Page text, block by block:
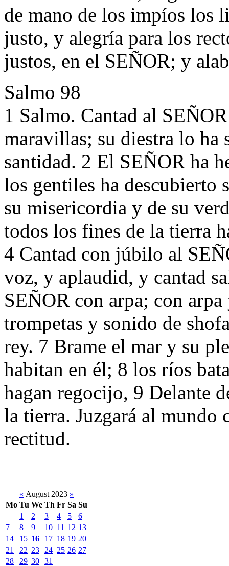
de mano de los impíos los
justo, y alegría para los
justos, en el SEÑOR; y
Salmo 98
1 Salmo. Cantad al
maravillas; su diestra lo ha
santidad. 2 El SEÑOR ha
los gentiles ha descubierto
su misericordia y de su
todos los fines de la tierra
4 Cantad con júbilo al
voz, y aplaudid, y cantad
SEÑOR con arpa; con
trompetas y sonido de
rey. 7 Brame el mar y su
habitan en él; 8 los ríos
hagan regocijo, 9 Delante
la tierra. Juzgará al mundo
rectitud.
« August 2023 »
Mo Tu We Th Fr Sa Su
1
2 3 4 5
6
7
8 9 10 11 12 13
14
15 16 17 18 19 20
21
22 23 24 25 26 27
28
29 30 31